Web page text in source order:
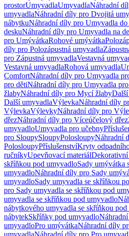
prostorUmyvadlaUmyvadlaNáhradní
umyvadlaNáhradní díly pro Dvojitá
nábytkuNáhradní díly pro Umyvadla do
deskuNáhradní díly pro Umyvadla na
pro UmývátkaRohové umývátka
díly pro Polozápustná umyvadla
pro Zápustná umyvadlaVestavná
Vestavná umyvadlaRohová umyvadla
ComfortNáhradní díly pro Umyvadla
pro dětiNáhradní díly pro Umyvadla
žlabyNáhradní díly pro Mycí žlaby
Další umyvadlaVýlevkaNáhradní díly
VýlevkaVýlevkyNáhradní díly pro
dřezNáhradní díly pro Víceúčelový dřez
umyvadloUmyvadla pro učebny
pro SloupySloupyPolosloupyNáhradní
PolosloupyPříslušenstvíKryty
ručníkyUpevňovací materiál
skříňkou pod umyvadloSady umývátka
umyvadloNáhradní díly pro Sady
umyvadloSady umyvadla se skříňkou
pro Sady umyvadla se skříňkou pod
umyvadla se skříňkou pod umyvadlo
nábytkového umyvadla se skříňkou
nábytekSkříňky pod umyvadlo
umyvadloPro umývátkaNáhradní díly
umyvadlaNáhradní díly pro Pro